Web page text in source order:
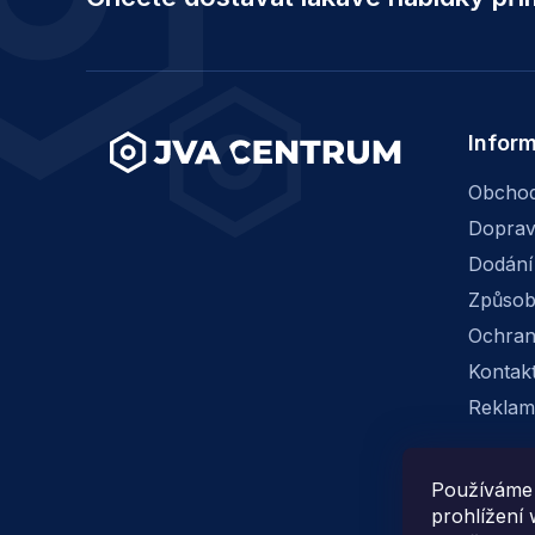
prohlížení